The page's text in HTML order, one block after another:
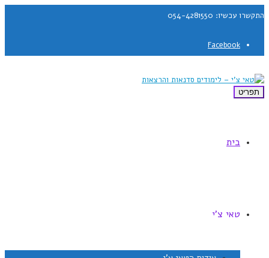
התקשרו עכשיו: 054-4281550
Facebook
תפריט
בית
טאי צ'י